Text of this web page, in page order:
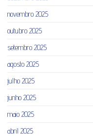
novembro 2025
outubro 2025
setembro 2025
agosto 2025
julho 2025
junho 2025
maio 2025
abril 2025